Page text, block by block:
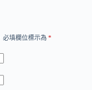
必填欄位標示為 *